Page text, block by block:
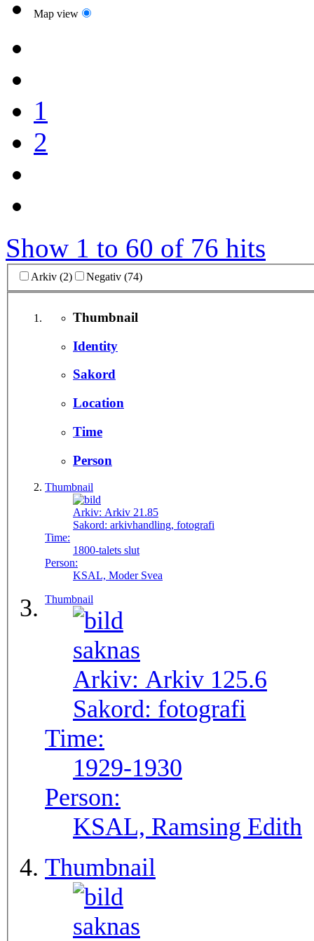
Map view
1
2
Show 1 to 60 of 76 hits
Arkiv (2) Negativ (74)
Thumbnail
Identity
Sakord
Location
Time
Person
Thumbnail
Arkiv: Arkiv 21.85
Sakord: arkivhandling, fotografi
Time:
1800-talets slut
Person:
KSAL, Moder Svea
Thumbnail
Arkiv: Arkiv 125.6
Sakord: fotografi
Time:
1929-1930
Person:
KSAL, Ramsing Edith
Thumbnail